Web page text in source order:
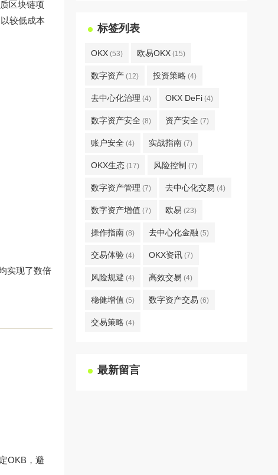
区块链项
较低成本
实现了数倍
OKB，避
标签列表
OKX (53) 欧易OKX (15)
数字资产 (12) 投资策略 (4)
去中心化治理 (4) OKX DeFi (4)
数字资产安全 (8) 资产安全 (7)
账户安全 (4) 实战指南 (7)
OKX生态 (17) 风险控制 (7)
数字资产管理 (7) 去中心化交易 (4)
数字资产增值 (7) 欧易 (23)
操作指南 (8) 去中心化金融 (5)
交易体验 (4) OKX资讯 (7)
风险规避 (4) 高效交易 (4)
稳健增值 (5) 数字资产交易 (6)
交易策略 (4)
最新留言